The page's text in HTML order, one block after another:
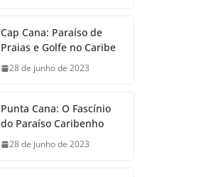
Cap Cana: Paraíso de
Praias e Golfe no Caribe
28 de junho de 2023
Punta Cana: O Fascínio
do Paraíso Caribenho
28 de junho de 2023